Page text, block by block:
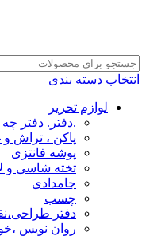
انتخاب دسته بندی
لوازم تحریر
.دفتر. دفتر
پاکن ، تراش و
پوشه فانتزی
تخته شاسی و
جامدادی
چسب
دفتر
روان نویس